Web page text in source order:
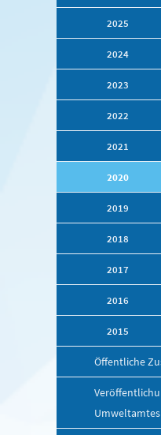
2025
2024
2023
2022
2021
2020
2019
2018
2017
2016
2015
Öffentliche
Umweltamtes